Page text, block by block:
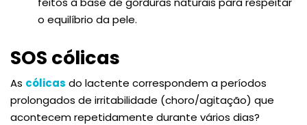
o equilíbrio da pele.
SOS cólicas
As cólicas do lactente correspondem a períodos
prolongados de irritabilidade (choro/agitação) que
acontecem repetidamente durante vários dias?